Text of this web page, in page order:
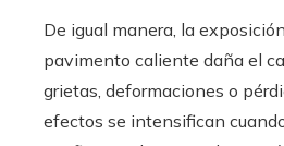
De igual manera, la
pavimento caliente daña el
grietas, deformaciones o
efectos se intensifican